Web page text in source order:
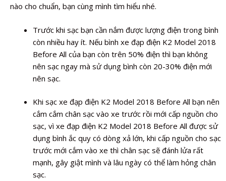
nào cho chuẩn, bạn cùng mình tìm hiểu nhé.
Trước khi sạc bạn cần nắm được lượng điện trong bình
còn nhiều hay ít. Nếu bình xe đạp điện K2 Model 2018
Before All của bạn còn trên 50% điện thì bạn không
nên sạc ngay mà sử dụng bình còn 20-30% điện mới
nên sạc.
Khi sạc xe đạp điện K2 Model 2018 Before All bạn nên
cắm cắm chân sạc vào xe trước rồi mới cấp nguồn cho
sạc, vì xe đạp điện K2 Model 2018 Before All được sử
dụng bình ắc quy có dòng xả lớn, khi cấp nguồn cho sạc
trước mới cắm vào xe thì chân sạc sẽ đánh lửa rất
mạnh, gây giật mình và lâu ngày có thể làm hỏng chân
sạc.